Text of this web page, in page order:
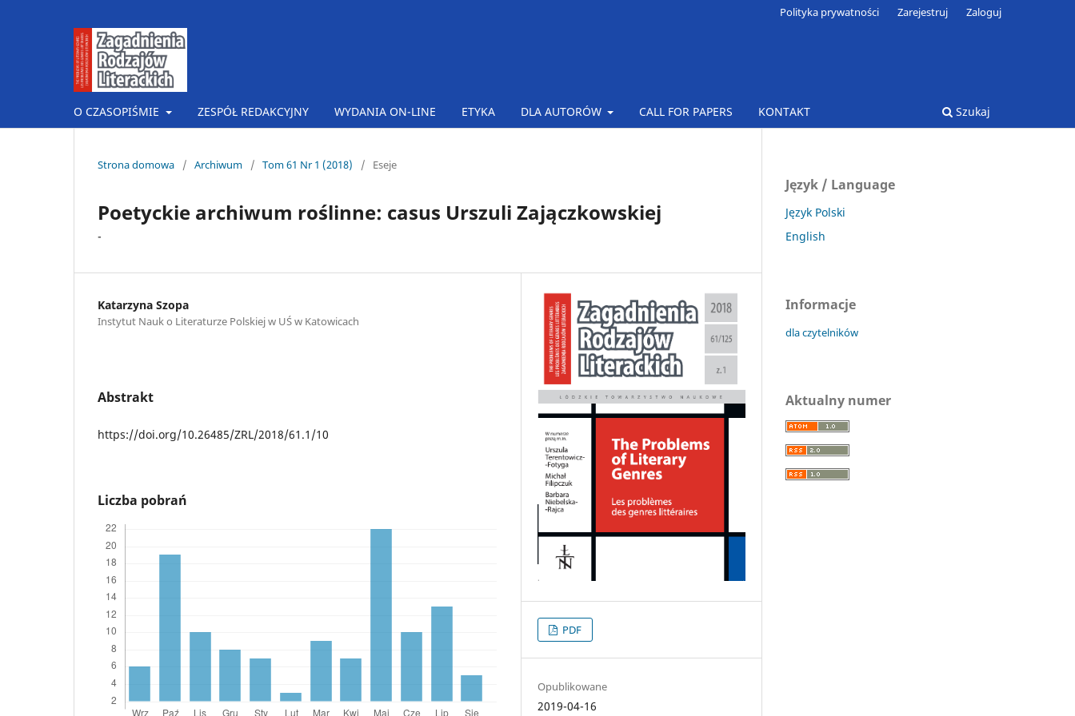
O CZASOPIŚMIE ZESPÓŁ REDAKCYJNY WYDANIA ON-LINE ETYKA DLA AUTORÓW CALL FOR PAPERS KONTAKT Szukaj
Polityka prywatności Zarejestruj Zaloguj
Strona domowa / Archiwum / Tom 61 Nr 1 (2018) / Eseje
Poetyckie archiwum roślinne: casus Urszuli Zajączkowskiej
-
Katarzyna Szopa
Instytut Nauk o Literaturze Polskiej w UŚ w Katowicach
Abstrakt
https://doi.org/10.26485/ZRL/2018/61.1/10
Liczba pobrań
PDF
Opublikowane
2019-04-16
Język / Language
Język Polski
English
Informacje
dla czytelników
Aktualny numer